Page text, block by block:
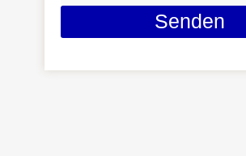
Senden